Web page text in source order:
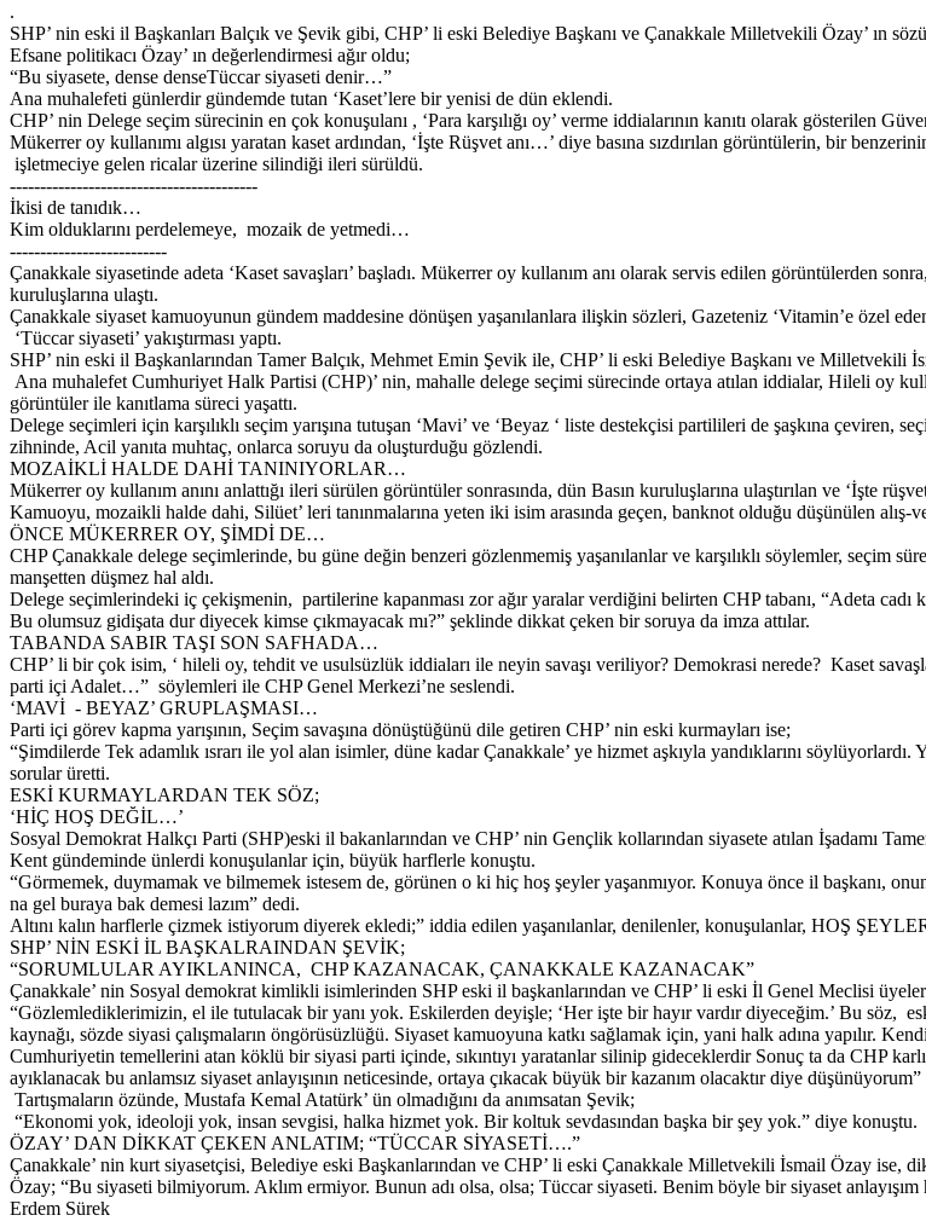
.
SHP’ nin eski il Başkanları Balçık ve Şevik gibi, CHP’ li eski Belediye Başkanı ve Çanakkale Milletvekili Özay’ ın
Efsane politikacı Özay’ ın değerlendirmesi ağır oldu;
“Bu siyasete, dense denseTüccar siyaseti denir…”
Ana muhalefeti günlerdir gündemde tutan ‘Kaset’lere bir yenisi de dün eklendi.
CHP’ nin Delege seçim sürecinin en çok konuşulanı , ‘Para karşılığı oy’ verme iddialarının kanıtı olarak gösterilen
Mükerrer oy kullanımı algısı yaratan kaset ardından, ‘İşte Rüşvet anı…’ diye basına sızdırılan görüntülerin, bir
işletmeciye gelen ricalar üzerine silindiği ileri sürüldü.
-----------------------------------------
İkisi de tanıdık…
Kim olduklarını perdelemeye, mozaik de yetmedi…
--------------------------
Çanakkale siyasetinde adeta ‘Kaset savaşları’ başladı. Mükerrer oy kullanım anı olarak servis edilen görüntülerden
kuruluşlarına ulaştı.
Çanakkale siyaset kamuoyunun gündem maddesine dönüşen yaşanılanlara ilişkin sözleri, Gazeteniz ‘Vitamin’e özel
‘Tüccar siyaseti’ yakıştırması yaptı.
SHP’ nin eski il Başkanlarından Tamer Balçık, Mehmet Emin Şevik ile, CHP’ li eski Belediye Başkanı ve Milletvekili
Ana muhalefet Cumhuriyet Halk Partisi (CHP)’ nin, mahalle delege seçimi sürecinde ortaya atılan iddialar, Hileli oy
görüntüler ile kanıtlama süreci yaşattı.
Delege seçimleri için karşılıklı seçim yarışına tutuşan ‘Mavi’ ve ‘Beyaz ‘ liste destekçisi partilileri de şaşkına çeviren,
zihninde, Acil yanıta muhtaç, onlarca soruyu da oluşturduğu gözlendi.
MOZAİKLİ HALDE DAHİ TANINIYORLAR…
Mükerrer oy kullanım anını anlattığı ileri sürülen görüntüler sonrasında, dün Basın kuruluşlarına ulaştırılan ve ‘İşte
Kamuoyu, mozaikli halde dahi, Silüet’ leri tanınmalarına yeten iki isim arasında geçen, banknot olduğu düşünülen alış-
ÖNCE MÜKERRER OY, ŞİMDİ DE…
CHP Çanakkale delege seçimlerinde, bu güne değin benzeri gözlenmemiş yaşanılanlar ve karşılıklı söylemler, seçim
manşetten düşmez hal aldı.
Delege seçimlerindeki iç çekişmenin, partilerine kapanması zor ağır yaralar verdiğini belirten CHP tabanı, “Adeta
Bu olumsuz gidişata dur diyecek kimse çıkmayacak mı?” şeklinde dikkat çeken bir soruya da imza attılar.
TABANDA SABIR TAŞI SON SAFHADA…
CHP’ li bir çok isim, ‘ hileli oy, tehdit ve usulsüzlük iddiaları ile neyin savaşı veriliyor? Demokrasi nerede? Kaset
parti içi Adalet…” söylemleri ile CHP Genel Merkezi’ne seslendi.
‘MAVİ - BEYAZ’ GRUPLAŞMASI…
Parti içi görev kapma yarışının, Seçim savaşına dönüştüğünü dile getiren CHP’ nin eski kurmayları ise;
“Şimdilerde Tek adamlık ısrarı ile yol alan isimler, düne kadar Çanakkale’ ye hizmet aşkıyla yandıklarını
sorular üretti.
ESKİ KURMAYLARDAN TEK SÖZ;
‘HİÇ HOŞ DEĞİL…’
Sosyal Demokrat Halkçı Parti (SHP)eski il bakanlarından ve CHP’ nin Gençlik kollarından siyasete atılan İşadamı
Kent gündeminde ünlerdi konuşulanlar için, büyük harflerle konuştu.
“Görmemek, duymamak ve bilmemek istesem de, görünen o ki hiç hoş şeyler yaşanmıyor. Konuya önce il başkanı,
na gel buraya bak demesi lazım” dedi.
Altını kalın harflerle çizmek istiyorum diyerek ekledi;” iddia edilen yaşanılanlar, denilenler, konuşulanlar, HOŞ
SHP’ NİN ESKİ İL BAŞKALRAINDAN ŞEVİK;
“SORUMLULAR AYIKLANINCA, CHP KAZANACAK, ÇANAKKALE KAZANACAK”
Çanakkale’ nin Sosyal demokrat kimlikli isimlerinden SHP eski il başkanlarından ve CHP’ li eski İl Genel Meclisi
“Gözlemlediklerimizin, el ile tutulacak bir yanı yok. Eskilerden deyişle; ‘Her işte bir hayır vardır diyeceğim.’ Bu söz,
kaynağı, sözde siyasi çalışmaların öngörüsüzlüğü. Siyaset kamuoyuna katkı sağlamak için, yani halk adına yapılır.
Cumhuriyetin temellerini atan köklü bir siyasi parti içinde, sıkıntıyı yaratanlar silinip gideceklerdir Sonuç ta da CHP
ayıklanacak bu anlamsız siyaset anlayışının neticesinde, ortaya çıkacak büyük bir kazanım olacaktır diye düşünüyorum”
Tartışmaların özünde, Mustafa Kemal Atatürk’ ün olmadığını da anımsatan Şevik;
“Ekonomi yok, ideoloji yok, insan sevgisi, halka hizmet yok. Bir koltuk sevdasından başka bir şey yok.” diye konuştu.
ÖZAY’ DAN DİKKAT ÇEKEN ANLATIM; “TÜCCAR SİYASETİ….”
Çanakkale’ nin kurt siyasetçisi, Belediye eski Başkanlarından ve CHP’ li eski Çanakkale Milletvekili İsmail Özay ise,
Özay; “Bu siyaseti bilmiyorum. Aklım ermiyor. Bunun adı olsa, olsa; Tüccar siyaseti. Benim böyle bir siyaset
Erdem Sürek